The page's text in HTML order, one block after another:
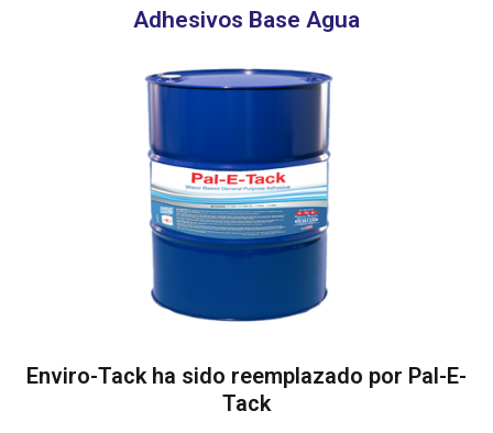
Adhesivos Base Agua
Enviro-Tack ha sido reemplazado por Pal-E-
Tack